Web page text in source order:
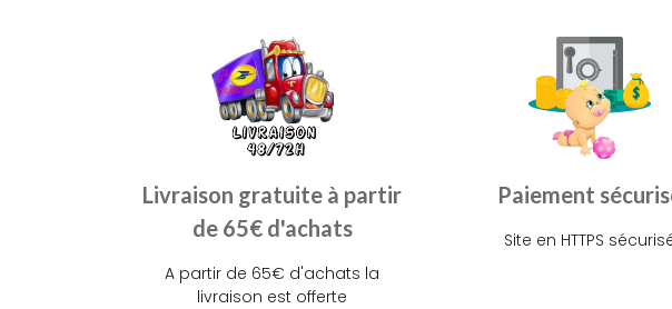
Livraison gratuite à partir
de 65€ d'achats
A partir de 65€ d'achats la
livraison est offerte
Paiement
Site en HTTPS